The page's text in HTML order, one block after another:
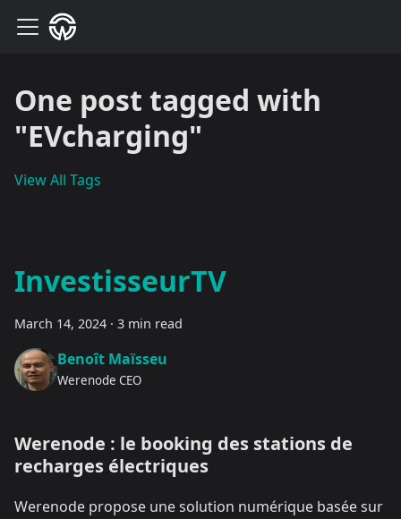
One post tagged with
"EVcharging"
View All Tags
InvestisseurTV
March 14, 2024 · 3 min read
Benoît Maïsseu
Werenode CEO
Werenode : le booking des stations de
recharges électriques
Werenode propose une solution numérique basée sur